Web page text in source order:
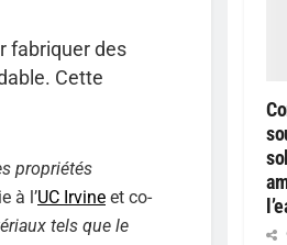
fabriquer des
Cette
propriétés
à l’UC Irvine et co-
tels que le